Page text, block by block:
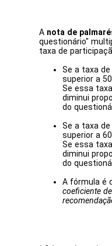
A nota de
questionário"
taxa de
Se a taxa
superior a
Se essa
diminui
do
Se a taxa
superior a
Se essa
diminui
do
A fórmula é
coeficiente